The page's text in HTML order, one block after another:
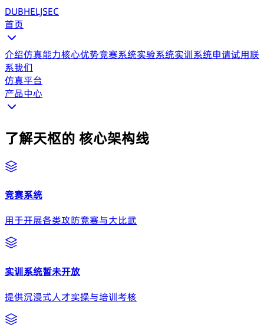
DUBHELJSEC
首页
介绍仿真能力核心优势竞赛系统实验系统实训系统申请试用联
系我们
仿真平台
产品中心
了解天枢的 核心架构线
竞赛系统
用于开展各类攻防竞赛与大比武
实训系统暂未开放
提供沉浸式人才实操与培训考核